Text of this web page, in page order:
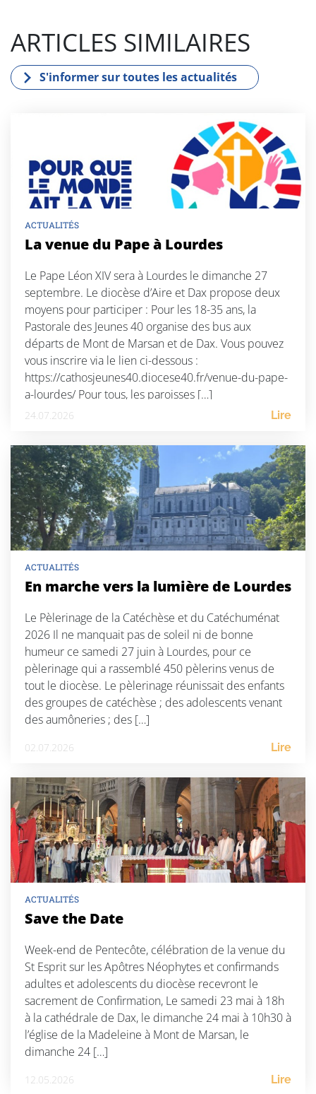
ARTICLES SIMILAIRES
S'informer sur toutes les actualités
ACTUALITÉS
La venue du Pape à Lourdes
Le Pape Léon XIV sera à Lourdes le dimanche 27
septembre. Le diocèse d’Aire et Dax propose deux
moyens pour participer : Pour les 18-35 ans, la
Pastorale des Jeunes 40 organise des bus aux
départs de Mont de Marsan et de Dax. Vous pouvez
vous inscrire via le lien ci-dessous :
https://cathosjeunes40.diocese40.fr/venue-du-pape-
a-lourdes/ Pour tous, les paroisses […]
24.07.2026 Lire
ACTUALITÉS
En marche vers la lumière de Lourdes
Le Pèlerinage de la Catéchèse et du Catéchuménat
2026 Il ne manquait pas de soleil ni de bonne
humeur ce samedi 27 juin à Lourdes, pour ce
pèlerinage qui a rassemblé 450 pèlerins venus de
tout le diocèse. Le pèlerinage réunissait des enfants
des groupes de catéchèse ; des adolescents venant
des aumôneries ; des […]
02.07.2026 Lire
ACTUALITÉS
Save the Date
Week-end de Pentecôte, célébration de la venue du
St Esprit sur les Apôtres Néophytes et confirmands
adultes et adolescents du diocèse recevront le
sacrement de Confirmation, Le samedi 23 mai à 18h
à la cathédrale de Dax, le dimanche 24 mai à 10h30 à
l’église de la Madeleine à Mont de Marsan, le
dimanche 24 […]
12.05.2026 Lire